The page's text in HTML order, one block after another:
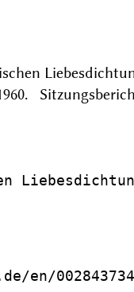
en/002843734